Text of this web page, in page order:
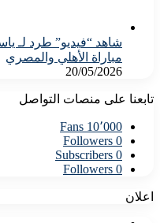
شاهد “فيديو” طرد لـ
مباراة الأهلي والمصري
20/05/2026
تابعنا على منصات التواصل
10٬000 Fans
0
Followers
0
Subscribers
0
Followers
اعلان